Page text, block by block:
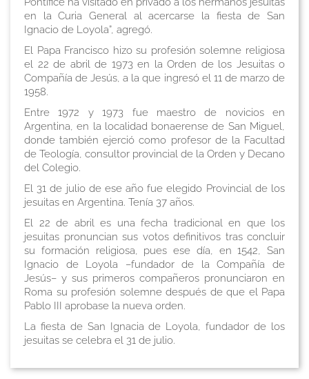
en la Curia General al acercarse la fiesta de San
Ignacio de Loyola”, agregó.
El Papa Francisco hizo su profesión solemne religiosa
el 22 de abril de 1973 en la Orden de los Jesuitas o
Compañía de Jesús, a la que ingresó el 11 de marzo de
1958.
Entre 1972 y 1973 fue maestro de novicios en
Argentina, en la localidad bonaerense de San Miguel,
donde también ejerció como profesor de la Facultad
de Teología, consultor provincial de la Orden y Decano
del Colegio.
El 31 de julio de ese año fue elegido Provincial de los
jesuitas en Argentina. Tenía 37 años.
El 22 de abril es una fecha tradicional en que los
jesuitas pronuncian sus votos definitivos tras concluir
su formación religiosa, pues ese día, en 1542, San
Ignacio de Loyola –fundador de la Compañía de
Jesús– y sus primeros compañeros pronunciaron en
Roma su profesión solemne después de que el Papa
Pablo III aprobase la nueva orden.
La fiesta de San Ignacia de Loyola, fundador de los
jesuitas se celebra el 31 de julio.